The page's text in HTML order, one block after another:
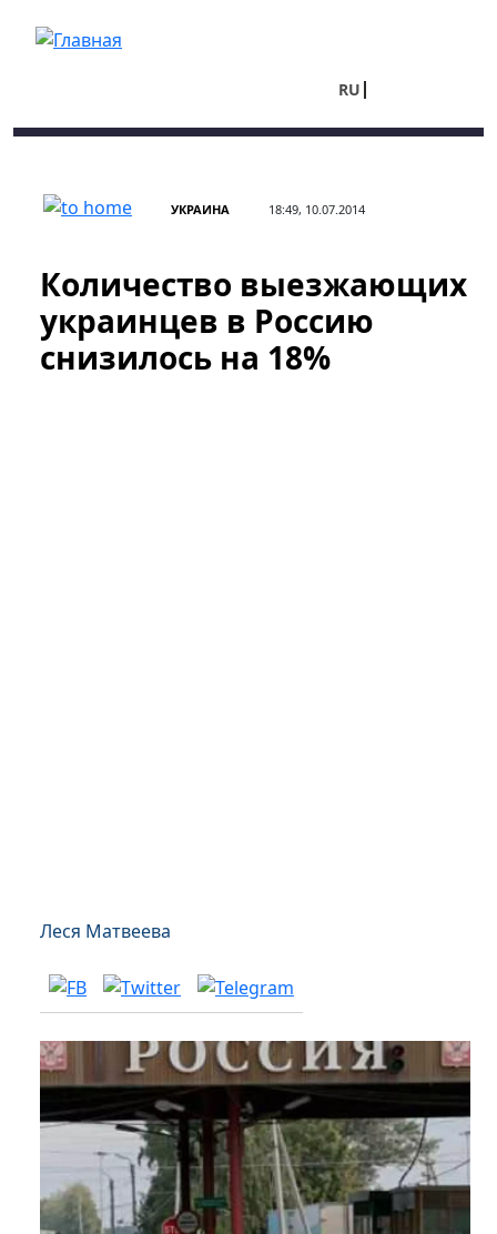
RU
УКРАИНА 18:49, 10.07.2014
Количество выезжающих
украинцев в Россию
снизилось на 18%
Леся Матвеева